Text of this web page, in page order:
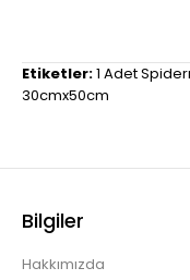
Etiketler:1 Adet
30cmx50cm
Bilgiler
Hakkımızda